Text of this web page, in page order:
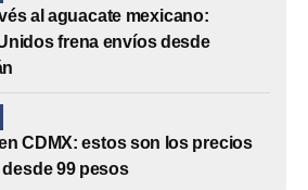
al aguacate mexicano:
frena envíos desde
CDMX: estos son los precios
99 pesos